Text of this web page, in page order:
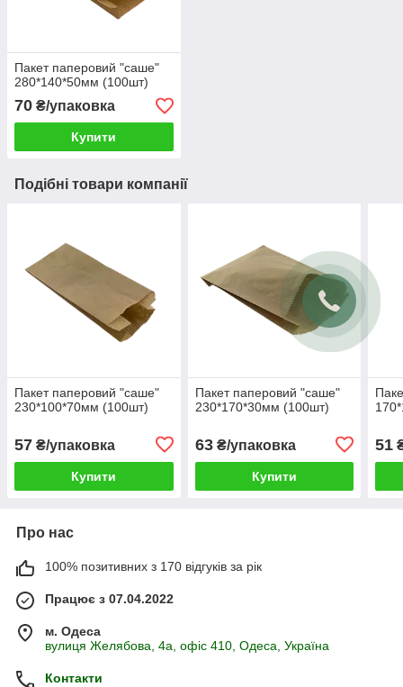
Пакет паперовий "саше"
280*140*50мм (100шт)
70 ₴/упаковка
Купити
Подібні товари компанії
Пакет паперовий "саше"
230*100*70мм (100шт)
57 ₴/упаковка
Купити
Пакет паперовий "саше"
230*170*30мм (100шт)
63₴/упаковка
Купити
51
Про нас
100% позитивних з 170 відгуків за рік
Працює з 07.04.2022
м. Одеса
вулиця Желябова, 4а, офіс 410, Одеса, Україна
Контакти